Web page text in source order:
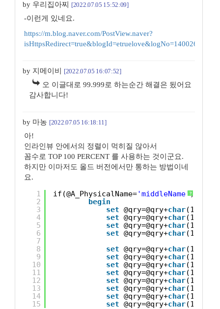
by 우리집아찌 [2022.07.05 15:52:09]
-이런게 있네요.
https://m.blog.naver.com/PostView.naver?
by 지메이비 [2022.07.05 16:07:52]
오 이글대로 99.999로 하는순간 해결은 됬어요
감사합니다!
by 마농 [2022.07.05 16:18:11]
아!
인라인뷰 안에서의 정렬이 먹히질 않아서
꼼수로 TOP 100 PERCENT 를 사용하는 것이군요.
하지만 이마저도 올드 버전에서만 통하는 방법이네
요.
?
1
2
3
4
5
6
7
8
9
10
11
12
13
14
15
if(@A_PhysicalName='middleName')
begin
set @qry=@qry+char(13)+
set @qry=@qry+char(13)+
set @qry=@qry+char(13)+
set @qry=@qry+char(13)+
set @qry=@qry+char(13)+
set @qry=@qry+char(13)+
set @qry=@qry+char(13)+
set @qry=@qry+char(13)+
set @qry=@qry+char(13)+
set @qry=@qry+char(13)+
set @qry=@qry+char(13)+
set @qry=@qry+char(13)+